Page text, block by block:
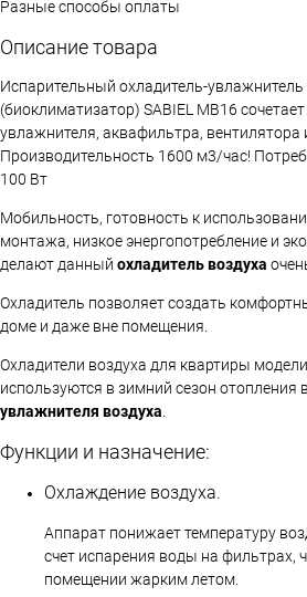
Разные способы оплаты
Описание товара
Испарительный охладитель-увлажнитель
(биоклиматизатор) SABIEL МВ16
увлажнителя, аквафильтра, вентилятора
Производительность 1600 м3/час!
100 Вт
Мобильность, готовность к
монтажа, низкое энергопотребление и
делают данный охладитель воздуха
Охладитель позволяет создать
доме и даже вне помещения.
Охладители воздуха для квартиры
используются в зимний сезон отопления
увлажнителя воздуха
Функции и назначение:
Охлаждение воздуха.
Аппарат понижает температуру
счет испарения воды на фильтрах,
помещении жарким летом.